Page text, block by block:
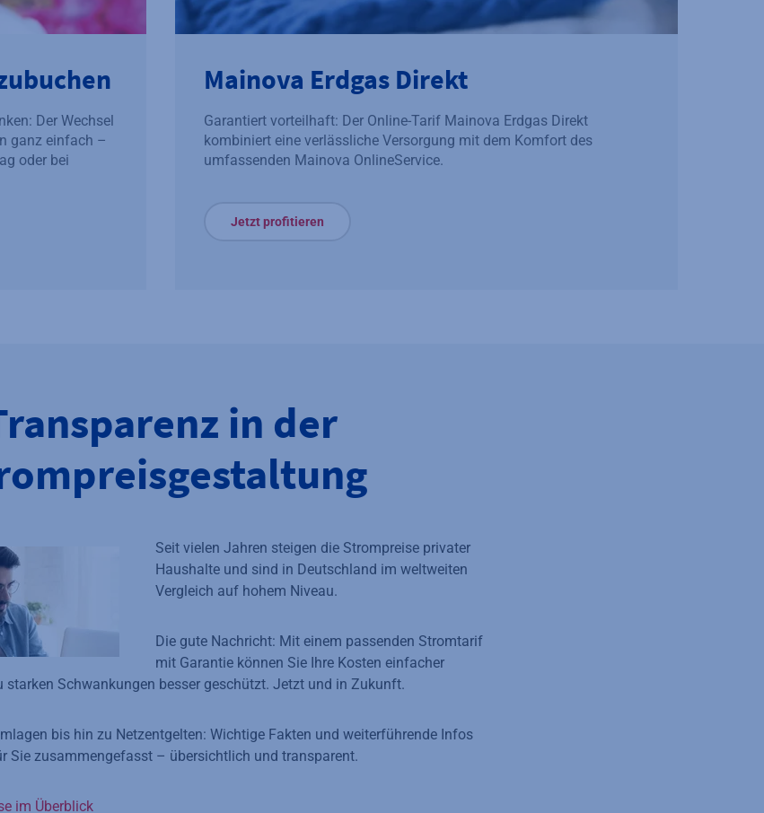
Der Wechsel
ganz einfach –
oder bei
Mainova Erdgas Direkt
Garantiert vorteilhaft: Der Online-Tarif Mainova Erdgas Direkt
kombiniert eine verlässliche Versorgung mit dem Komfort des
umfassenden Mainova OnlineService.
Jetzt profitieren
in der
Seit vielen Jahren steigen die Strompreise privater
Haushalte und sind in Deutschland im weltweiten
Vergleich auf hohem Niveau.
Die gute Nachricht: Mit einem passenden Stromtarif
mit Garantie können Sie Ihre Kosten einfacher
starken Schwankungen besser geschützt. Jetzt und in Zukunft.
bis hin zu Netzentgelten: Wichtige Fakten und weiterführende Infos
Sie zusammengefasst – übersichtlich und transparent.
im Überblick